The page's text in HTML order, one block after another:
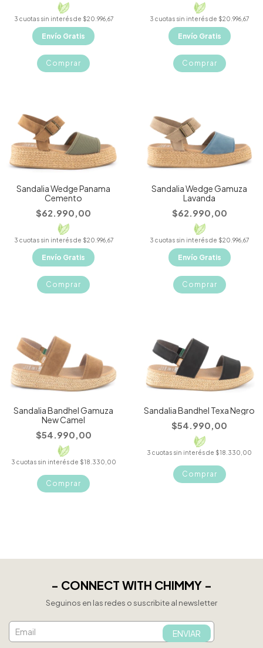
3 cuotas sin interés de $20.996,67
Envío Gratis
Comprar
3 cuotas sin interés de $20.996,67
Envío Gratis
Comprar
Sandalia Wedge Panama
Cemento
$62.990,00
3 cuotas sin interés de $20.996,67
Envío Gratis
Comprar
Sandalia Wedge Gamuza
Lavanda
$62.990,00
3 cuotas sin interés de $20.996,67
Envío Gratis
Comprar
Sandalia Bandhel Gamuza
New Camel
$54.990,00
3 cuotas sin interés de $18.330,00
Comprar
Sandalia Bandhel Texa Negro
$54.990,00
3 cuotas sin interés de $18.330,00
Comprar
- CONNECT WITH CHIMMY -
Seguinos en las redes o suscribite al newsletter